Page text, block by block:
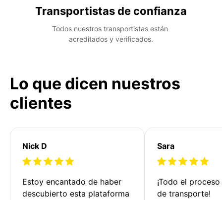
Transportistas de confianza
Todos nuestros transportistas están
acreditados y verificados.
Lo que dicen nuestros
clientes
Nick D
Estoy encantado de haber
descubierto esta plataforma
Sara
¡Todo el
de transporte!